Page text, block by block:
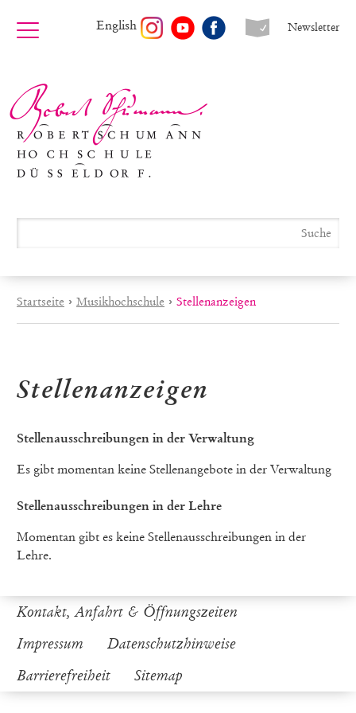
Newsletter
English
Startseite › Musikhochschule › Stellenanzeigen
Stellenanzeigen
Stellenausschreibungen in der Verwaltung
Es gibt momentan keine Stellenangebote in der Verwaltung
Stellenausschreibungen in der Lehre
Momentan gibt es keine Stellenausschreibungen in der
Lehre.
Kontakt, Anfahrt & Öffnungszeiten
Impressum
Datenschutzhinweise
Barrierefreiheit
Sitemap